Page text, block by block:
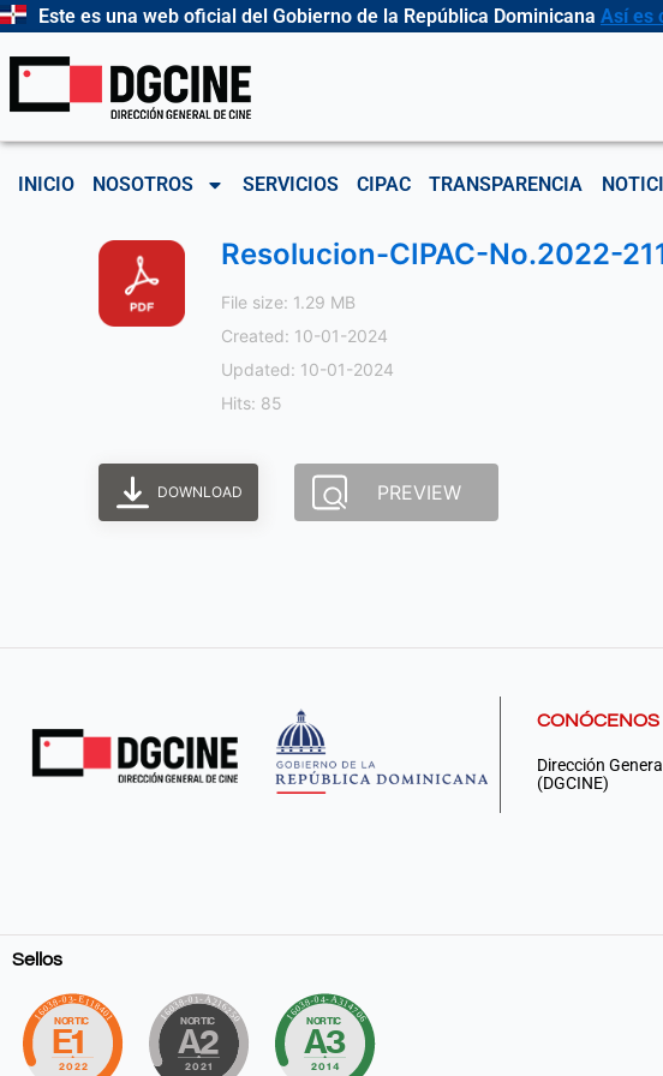
Ir
contenido
Este es una web oficial del Gobierno de la República Dominicana Así es
INICIO NOSOTROS SERVICIOS CIPAC TRANSPARENCIA
Resolucion-CIPAC-No.2022-
File size: 1.29 MB
Created: 10-01-2024
Updated: 10-01-2024
Hits: 85
DOWNLOAD PREVIEW
CONÓCENOS
Dirección
(DGCINE)
Sellos